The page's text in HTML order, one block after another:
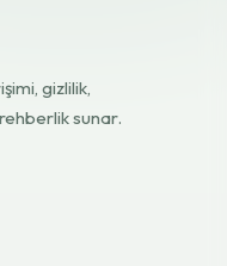
gizlilik,
sunar.